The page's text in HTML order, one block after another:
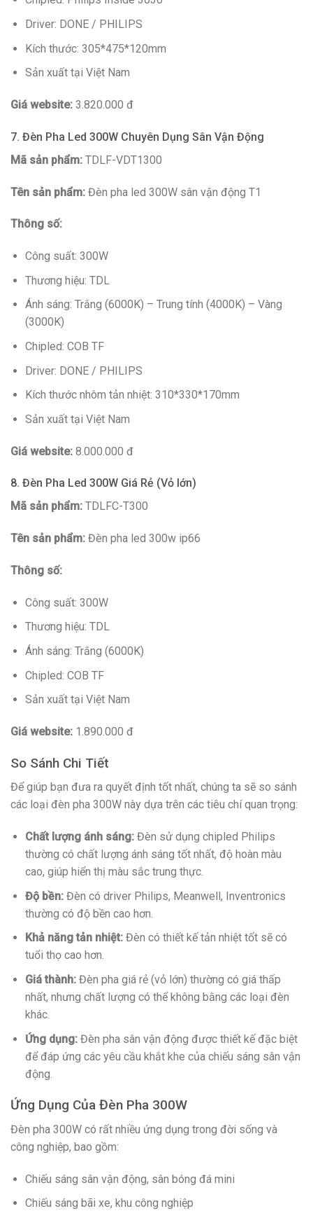
Driver: DONE / PHILIPS
Kích thước: 305*475*120mm
Sản xuất tại Việt Nam
Giá website: 3.820.000 đ
7. Đèn Pha Led 300W Chuyên Dụng Sân Vận Động
Mã sản phẩm: TDLF-VDT1300
Tên sản phẩm: Đèn pha led 300W sân vận động T1
Thông số:
Công suất: 300W
Thương hiệu: TDL
Ánh sáng: Trắng (6000K) – Trung tính (4000K) – Vàng
(3000K)
Chipled: COB TF
Driver: DONE / PHILIPS
Kích thước nhôm tản nhiệt: 310*330*170mm
Sản xuất tại Việt Nam
Giá website: 8.000.000 đ
8. Đèn Pha Led 300W Giá Rẻ (Vỏ lớn)
Mã sản phẩm: TDLFC-T300
Tên sản phẩm: Đèn pha led 300w ip66
Thông số:
Công suất: 300W
Thương hiệu: TDL
Ánh sáng: Trắng (6000K)
Chipled: COB TF
Sản xuất tại Việt Nam
Giá website: 1.890.000 đ
So Sánh Chi Tiết
Để giúp bạn đưa ra quyết định tốt nhất, chúng ta sẽ so sánh
các loại đèn pha 300W này dựa trên các tiêu chí quan trọng:
Chất lượng ánh sáng:Đèn sử dụng chipled Philips
thường có chất lượng ánh sáng tốt nhất, độ hoàn màu
cao, giúp hiển thị màu sắc trung thực.
Độ bền:Đèn có driver Philips, Meanwell, Inventronics
thường có độ bền cao hơn.
Khả năng tản nhiệt:Đèn có thiết kế tản nhiệt tốt sẽ có
tuổi thọ cao hơn.
Giá thành:Đèn pha giá rẻ (vỏ lớn) thường có giá thấp
nhất, nhưng chất lượng có thể không bằng các loại đèn
khác.
Ứng dụng:Đèn pha sân vận động được thiết kế đặc biệt
để đáp ứng các yêu cầu khắt khe của chiếu sáng sân vận
động.
Ứng Dụng Của Đèn Pha 300W
Đèn pha 300W có rất nhiều ứng dụng trong đời sống và
công nghiệp, bao gồm:
Chiếu sáng sân vận động, sân bóng đá mini
Chiếu sáng bãi xe, khu công nghiệp